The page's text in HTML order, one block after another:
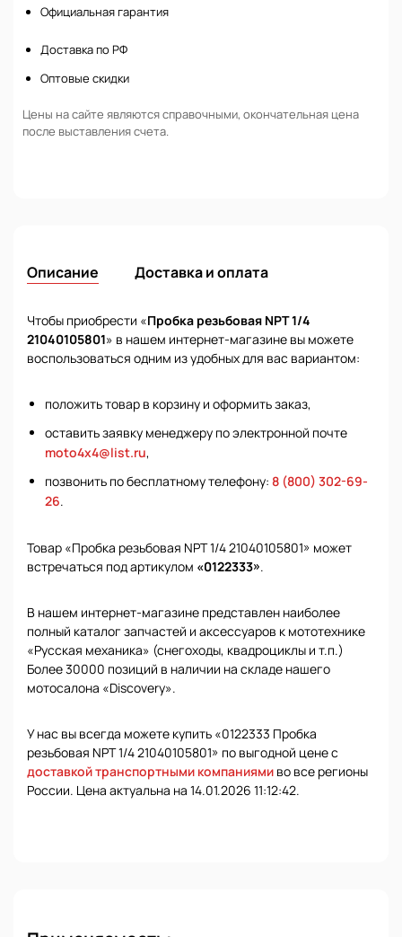
Официальная гарантия
Доставка по РФ
Оптовые скидки
Цены на сайте являются справочными, окончательная цена
после выставления счета.
Описание Доставка и оплата
Чтобы приобрести «Пробка резьбовая NPT 1/4
21040105801» в нашем интернет-магазине вы можете
воспользоваться одним из удобных для вас вариантом:
положить товар в корзину и оформить заказ,
оставить заявку менеджеру по электронной почте
moto4x4@list.ru,
позвонить по бесплатному телефону: 8 (800) 302-69-
26.
Товар «Пробка резьбовая NPT 1/4 21040105801» может
встречаться под артикулом «0122333».
В нашем интернет-магазине представлен наиболее
полный каталог запчастей и аксессуаров к мототехнике
«Русская механика» (снегоходы, квадроциклы и т.п.)
Более 30000 позиций в наличии на складе нашего
мотосалона «Discovery».
У нас вы всегда можете купить «0122333 Пробка
резьбовая NPT 1/4 21040105801» по выгодной цене с
доставкой транспортными компаниями во все регионы
России. Цена актуальна на 14.01.2026 11:12:42.